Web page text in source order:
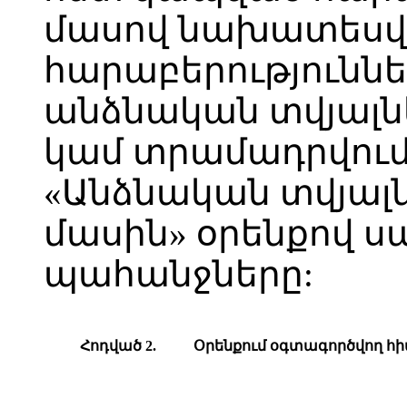
մասով
անձնական
կամ
«Անձնական
մասին» օրենքով
պահանջները:
Հոդված 2. Օրենքում օգտագործվող